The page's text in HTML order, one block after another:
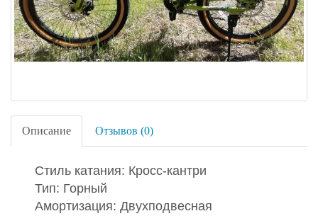
Описание Отзывов (0)
Стиль катания: Кросс-кантри
Тип: Горный
Амортизация: Двухподвесная